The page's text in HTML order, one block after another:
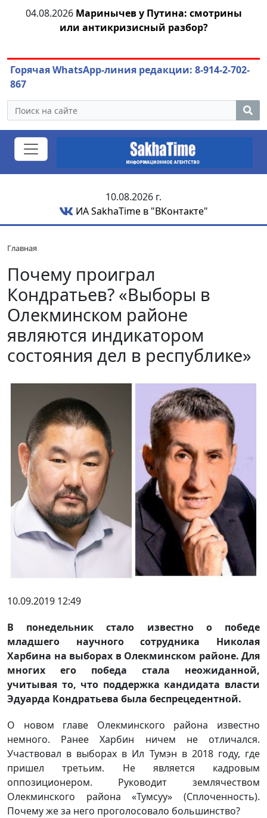
04.08.2026 Маринычев у Путина: смотрины
или антикризисный разбор?
Горячая WhatsApp-линия редакции: 8-914-2-702-
867
10.08.2026 г.
ИА SakhaTime в "ВКонтакте"
Главная
Почему проиграл
Кондратьев? «Выборы в
Олекминском районе
являются индикатором
состояния дел в республике»
10.09.2019 12:49
В понедельник стало известно о победе
младшего научного сотрудника Николая
Харбина на выборах в Олекминском районе. Для
многих его победа стала неожиданной,
учитывая то, что поддержка кандидата власти
Эдуарда Кондратьева была беспрецедентной.
О новом главе Олекминского района известно
немного. Ранее Харбин ничем не отличался.
Участвовал в выборах в Ил Тумэн в 2018 году, где
пришел третьим. Не является кадровым
оппозиционером. Руководит землячеством
Олекминского района «Тумсуу» (Сплоченность).
Почему же за него проголосовало большинство?